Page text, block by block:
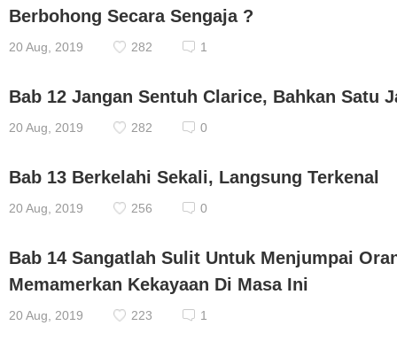
Berbohong Secara Sengaja ?
20 Aug, 2019 282 1
Bab 12 Jangan Sentuh Clarice, Bahkan Satu
20 Aug, 2019 282 0
Bab 13 Berkelahi Sekali, Langsung Terkenal
20 Aug, 2019 256 0
Bab 14 Sangatlah Sulit Untuk Menjumpai
Memamerkan Kekayaan Di Masa Ini
20 Aug, 2019 223 1